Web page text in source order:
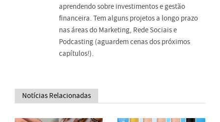
aprendendo sobre investimentos e gestão
financeira. Tem alguns projetos a longo prazo
nas áreas do Marketing, Rede Sociais e
Podcasting (aguardem cenas dos próximos
capítulos!).
Notícias Relacionadas